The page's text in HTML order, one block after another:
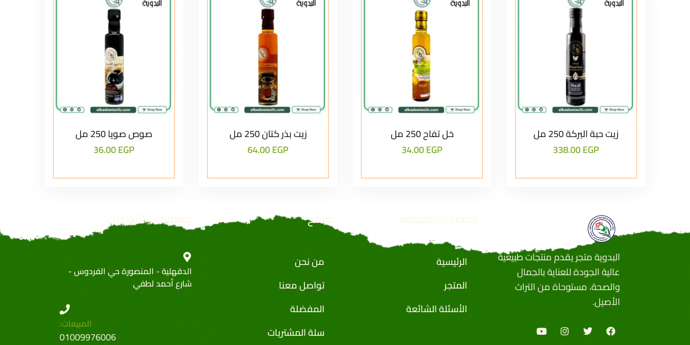
زيت حبة البركة 250 مل
338.00EGP
خل تفاح 250 مل
34.00EGP
زيت بذر كتان 250 مل
64.00EGP
صوص صويا 250 مل
36.00EGP
البدوية متجر يقدم منتجات طبيعية
عالية الجودة للعناية بالجمال
والصحة، مستوحاة من التراث
الأصيل.
الرئيسية
المتجر
الأسئلة الشائعة
تصفح
من نحن
تواصل معنا
المفضلة
سلة المشتريات
معلومات التواصل
الدقهلية - المنصورة حي الفردوس -
شارع أحمد لطفي
المبيعات:
01009976006